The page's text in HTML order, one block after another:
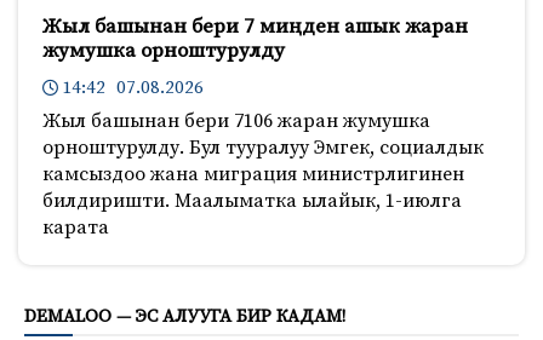
Жыл башынан бери 7 миңден ашык жаран
жумушка орноштурулду
14:42 07.08.2026
Жыл башынан бери 7106 жаран жумушка
орноштурулду. Бул тууралуу Эмгек, социалдык
камсыздоо жана миграция министрлигинен
билдиришти. Маалыматка ылайык, 1-июлга
карата
DEMALOO — ЭС АЛУУГА БИР КАДАМ!